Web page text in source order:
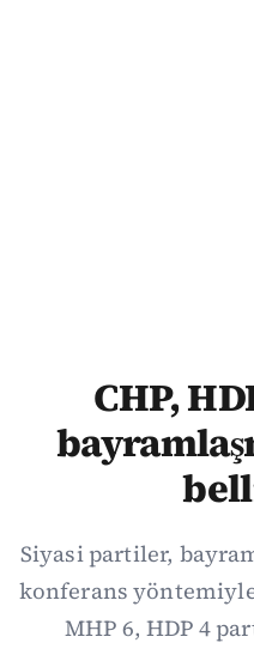
CHP,
Siyasi partiler,
konferans
MHP 6, HDP 4